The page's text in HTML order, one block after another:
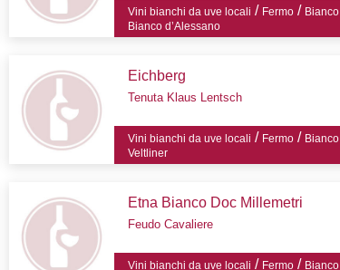
Vini bianchi da uve locali / Fermo / Bianco
Bianco d’Alessano
Eichberg
Tenuta Klaus Lentsch
Vini bianchi da uve locali / Fermo / Bianco
Veltliner
Etna Bianco Doc Millemetri
Feudo Cavaliere
Vini bianchi da uve locali / Fermo / Bianco